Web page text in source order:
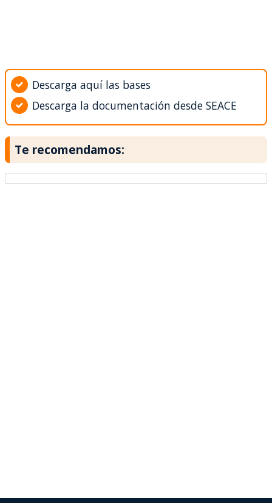
Descarga aquí las bases
Descarga la documentación desde SEACE
Te recomendamos: